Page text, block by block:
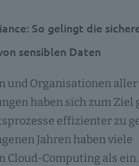
So gelingt die
sensiblen Daten
und Organisationen aller
haben sich zum Ziel
effizienter zu
Jahren haben viele
Cloud-Computing als